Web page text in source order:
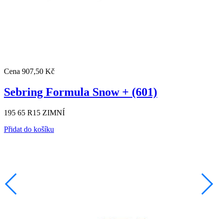
Cena 907,50 Kč
Sebring Formula Snow + (601)
195 65 R15 ZIMNÍ
Přidat do košíku